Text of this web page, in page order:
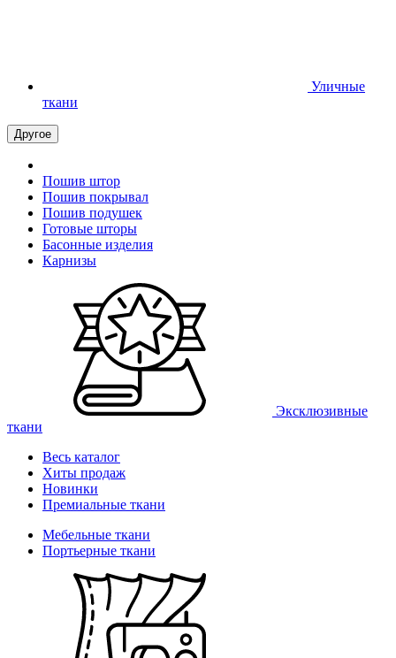
Уличные
ткани
Другое
Пошив штор
Пошив покрывал
Пошив подушек
Готовые шторы
Басонные изделия
Карнизы
Эксклюзивные
ткани
Весь каталог
Хиты продаж
Новинки
Премиальные ткани
Мебельные ткани
Портьерные ткани